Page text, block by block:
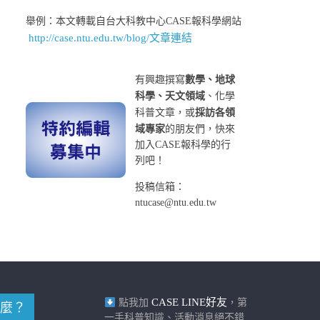
舉例：本文轉載自台大科教中心CASE報科學網站
http://case.ntu.edu.tw/blog/文章連結
有興趣撰寫數學、地球
科學、天文領域 、化學
科普文章，或採訪各領
域專家的朋友們，快來
加入CASE報科學的行
列吧！
投稿信箱：
ntucase@ntu.edu.tw
？ 點我加 CASE LINE好友 ，第
一手科普知識、活動消息絕不錯